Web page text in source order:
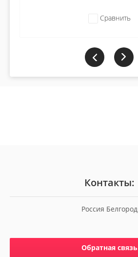
Сравнить
Контакты:
Россия Белгород
Обратная связь